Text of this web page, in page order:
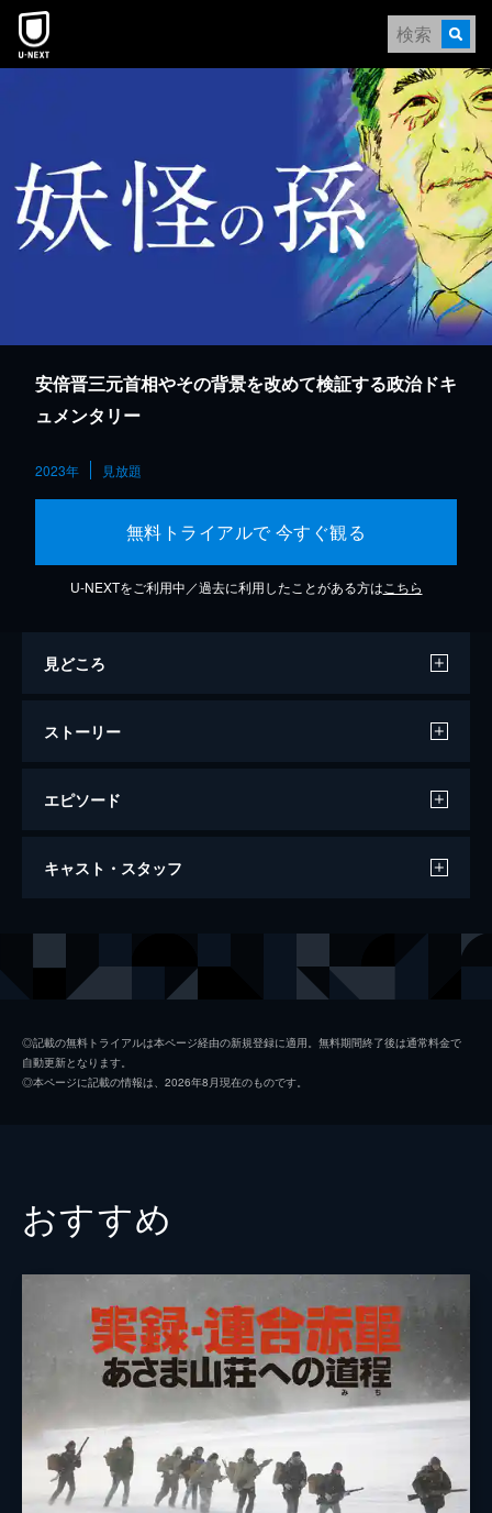
本文へスキップ
安倍晋三元首相やその背景を改めて検証する政治ドキ
ュメンタリー
2023年 見放題
無料トライアルで 今すぐ観る
U-NEXTをご利用中／過去に利用したことがある方は こちら
見どころ
ストーリー
エピソード
妖怪の孫
キャスト・スタッフ
◎記載の無料トライアルは本ページ経由の新規登録に適用。無料期間終了後は通常料金で
自動更新となります。
◎本ページに記載の情報は、2026年8月現在のものです。
おすすめ